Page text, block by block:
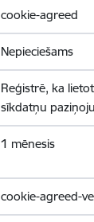
cookie-agreed
Nepieciešams
Reģistrē, ka
sīkdatņu
1 mēnesis
cookie-agreed-